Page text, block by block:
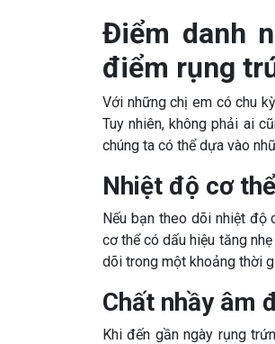
Điểm danh
điểm rụng
Với những chị em có chu
Tuy nhiên, không phải ai
chúng ta có thể dựa vào
Nhiệt độ cơ
Nếu bạn theo dõi nhiệt độ
cơ thể có dấu hiệu tăng
dõi trong một khoảng thời
Chất nhầy âm
Khi đến gần ngày rụng